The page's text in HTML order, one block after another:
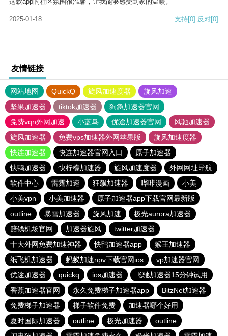
2025-01-18 支持[0] 反对[0]
友情链接
网站地图 QuickQ 旋风加速度器
旋风加速
坚果加速器
tiktok加速器
狗急加速器官网
免费vqn外网加速
小蓝鸟 优途加速器官网
风驰加速器
旋风加速器
免费vps加速器外网苹果版
旋风加速度器
快连加速器
快连加速器官网入口
原子加速器
快鸭加速器
快柠檬加速器 旋风加速度器
外网网址导航
软件中心
雷霆加速 狂飙加速器 哔咔漫画
小美
小美vpn
小美加速器
原子加速器app下载官网最新版
outline
暴雪加速器 旋风加速
极光aurora加速器
赔钱机场官网
加速器旋风
twitter加速器
十大外网免费加速神器
快鸭加速器app
猴王加速器
纸飞机加速器
蚂蚁加速npv下载官网ios
vp加速器官网
优途加速器
quickq ios加速器
飞驰加速器15分钟试用
香蕉加速器官网
永久免费梯子加速器app
BitzNet加速器
免费梯子加速器
梯子软件免费
加速器哪个好用
夏时国际加速器
outline 极光加速器
outline